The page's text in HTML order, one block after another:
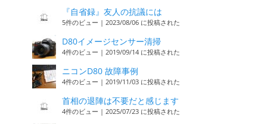
『自省録』友人の抗議には
5件のビュー | 2023/08/06 に投稿された
D80イメージセンサー清掃
4件のビュー | 2019/09/14 に投稿された
ニコンD80 故障事例
4件のビュー | 2019/11/03 に投稿された
首相の退陣は不要だと感じます
4件のビュー | 2025/07/23 に投稿された